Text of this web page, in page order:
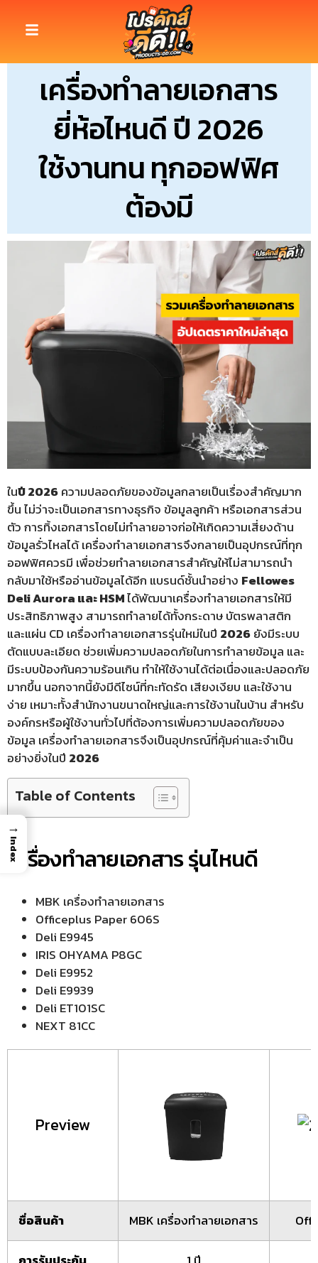
เครื่องทำลายเอกสาร
ยี่ห้อไหนดี ปี 2026
ใช้งานทน ทุกออฟฟิศ
ต้องมี
ในปี 2026ความปลอดภัยของข้อมูลกลายเป็นเรื่องสำคัญมาก
ขึ้น ไม่ว่าจะเป็นเอกสารทางธุรกิจ ข้อมูลลูกค้า หรือเอกสารส่วน
ตัว การทิ้งเอกสารโดยไม่ทำลายอาจก่อให้เกิดความเสี่ยงด้าน
ข้อมูลรั่วไหลได้ เครื่องทำลายเอกสารจึงกลายเป็นอุปกรณ์ที่ทุก
ออฟฟิศควรมี เพื่อช่วยทำลายเอกสารสำคัญให้ไม่สามารถนำ
กลับมาใช้หรืออ่านข้อมูลได้อีก แบรนด์ชั้นนำอย่าง Fellowes
DeliAuroraและHSMได้พัฒนาเครื่องทำลายเอกสารให้มี
ประสิทธิภาพสูง สามารถทำลายได้ทั้งกระดาษ บัตรพลาสติก
และแผ่น CD เครื่องทำลายเอกสารรุ่นใหม่ในปี 2026ยังมีระบบ
ตัดแบบละเอียด ช่วยเพิ่มความปลอดภัยในการทำลายข้อมูล และ
มีระบบป้องกันความร้อนเกิน ทำให้ใช้งานได้ต่อเนื่องและปลอดภัย
มากขึ้น นอกจากนี้ยังมีดีไซน์ที่กะทัดรัด เสียงเงียบ และใช้งาน
ง่าย เหมาะทั้งสำนักงานขนาดใหญ่และการใช้งานในบ้าน สำหรับ
องค์กรหรือผู้ใช้งานทั่วไปที่ต้องการเพิ่มความปลอดภัยของ
ข้อมูล เครื่องทำลายเอกสารจึงเป็นอุปกรณ์ที่คุ้มค่าและจำเป็น
อย่างยิ่งในปี 2026
Table of Contents
เครื่องทำลายเอกสาร รุ่นไหนดี
MBK เครื่องทำลายเอกสาร
Officeplus Paper 606S
Deli E9945
IRIS OHYAMA P8GC
Deli E9952
Deli E9939
Deli ET101SC
NEXT 81CC
Preview
ชื่อสินค้า MBK เครื่องทำลายเอกสาร
→
Index